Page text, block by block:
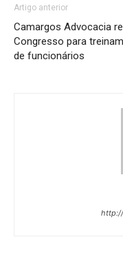
Artigo anterior
Camargos Advocacia
Congresso para
de funcionários